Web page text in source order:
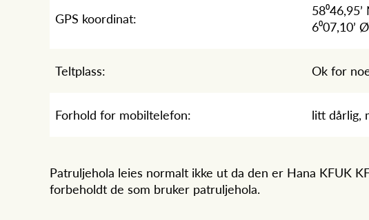
GPS koordinat:
58⁰46,95’
6⁰07,10’ Ø
Teltplass: Ok for
Forhold for mobiltelefon: litt dårlig,
Patruljehola leies normalt ikke ut da den er Hana KFUK
forbeholdt de som bruker patruljehola.